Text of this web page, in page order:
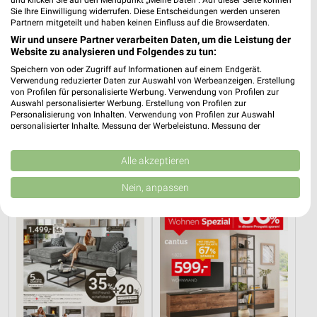
6,1 km
Noch morgen gültig
13,2 km
Noch heute gültig
XXXLutz XXXLutz
Sie Ihre Einwilligung widerrufen. Diese Entscheidungen werden unseren
Partnern mitgeteilt und haben keinen Einfluss auf die Browserdaten.
Wir und unsere Partner verarbeiten Daten, um die Leistung der
Website zu analysieren und Folgendes zu tun:
Speichern von oder Zugriff auf Informationen auf einem Endgerät.
Verwendung reduzierter Daten zur Auswahl von Werbeanzeigen. Erstellung
von Profilen für personalisierte Werbung. Verwendung von Profilen zur
Auswahl personalisierter Werbung. Erstellung von Profilen zur
Personalisierung von Inhalten. Verwendung von Profilen zur Auswahl
personalisierter Inhalte. Messung der Werbeleistung. Messung der
Kombinationen von Daten aus verschiedenen Quellen. Entwicklung und
Verbesserung der Angebote. Verwendung reduzierter Daten zur Auswahl
von Inhalten.
Daten können außerhalb der Europäischen Union weitergegeben und in die
Website/App.
Partnerliste anzeigen (1 IAB-Anbieter)
Wir nutzen Ihre Daten für folgende Zwecke:
IAB-Verarbeitungszwecke:
Speichern von oder Zugriff auf Informationen
auf einem Endgerät
Alle akzeptieren
Nein, anpassen